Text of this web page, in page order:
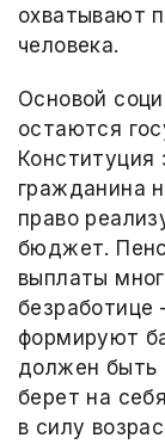
охватывают
человека.
Основой
остаются
Конституция
гражданина
право
бюджет.
выплаты
формируют
должен быть
берет на
в силу